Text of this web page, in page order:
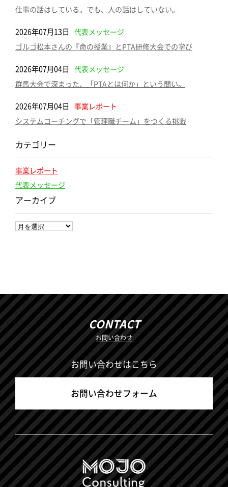
仕事の話はしている。でも、人の話はしていない。
2026年07月13日 代表メッセージ
ゴルゴ松本さんの『命の授業』とPTA研修大会での学び
2026年07月04日 代表メッセージ
群馬大会で深まった、「PTAとは何か」という問い。
2026年07月04日 事業レポート
システムコーチングで「管理職チーム」をつくる挑戦
カテゴリー
事業レポート
代表メッセージ
アーカイブ
CONTACT
お問い合わせ
お問い合わせはこちら
お問い合わせフォーム